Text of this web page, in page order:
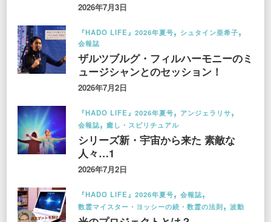
2026年7月3日
『HADO LIFE』2026年夏号
シュタイン亜希子
会報誌
ザルツブルグ・フィルハーモニーのミ
ュージシャンとのセッション！
2026年7月2日
『HADO LIFE』2026年夏号
アンジェラリサ
会報誌
癒し・スピリチュアル
シリーズ新・宇宙から来た 素敵な
人々…1
2026年7月2日
『HADO LIFE』2026年夏号
会報誌
数霊マイスター・ヨッシーの続・数霊の法則
波動